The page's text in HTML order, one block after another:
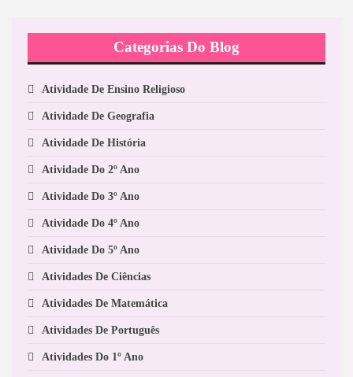
Categorias Do Blog
Atividade De Ensino Religioso
Atividade De Geografia
Atividade De História
Atividade Do 2º Ano
Atividade Do 3º Ano
Atividade Do 4º Ano
Atividade Do 5º Ano
Atividades De Ciências
Atividades De Matemática
Atividades De Português
Atividades Do 1º Ano